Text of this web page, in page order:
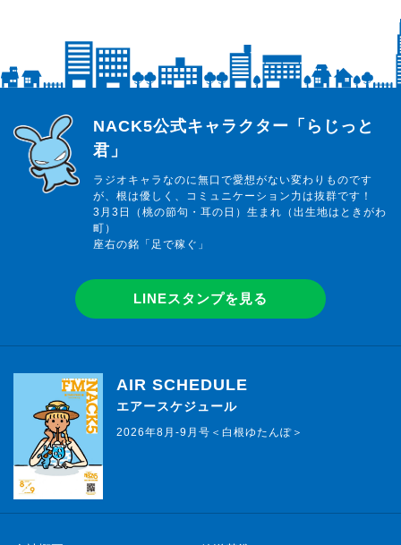
らじっと君
NACK5公式キャラクター「らじっと
君」
ラジオキャラなのに無口で愛想がない変わりものです
が、根は優しく、コミュニケーション力は抜群です！
3月3日（桃の節句・耳の日）生まれ（出生地はときがわ
町）
座右の銘「足で稼ぐ」
LINEスタンプを見る
AIR SCHEDULE
エアースケジュール
2026年8月-9月号＜白根ゆたんぽ＞